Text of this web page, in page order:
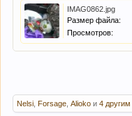
IMAG0862.jpg
Размер файла:
Просмотров:
Nelsi Forsage Alioko и 4 другим